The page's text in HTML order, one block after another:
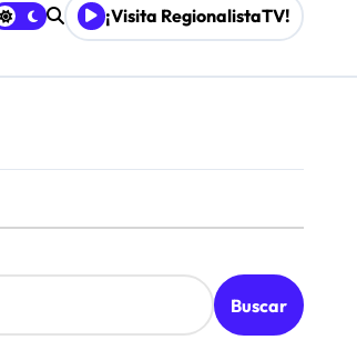
¡Visita RegionalistaTV!
Buscar